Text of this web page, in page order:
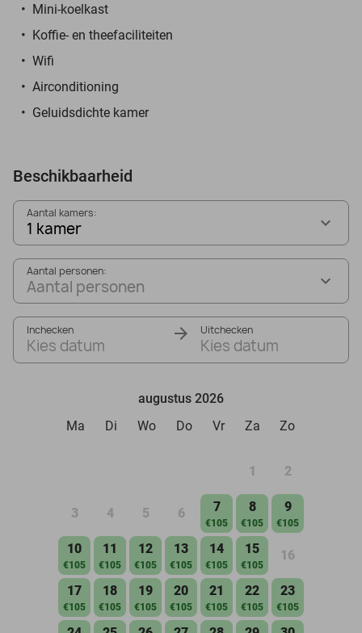
Mini-koelkast
Koffie- en theefaciliteiten
Wifi
Airconditioning
Geluidsdichte kamer
Beschikbaarheid
Aantal kamers:
1 kamer
Aantal personen:
Aantal personen
Inchecken
Kies datum
Uitchecken
Kies datum
augustus 2026
Ma
Di Wo Do Vr Za Zo
1 2
3 4 5 6 7
€105
8
€105
9
€105
10
€105
11
€105
12
€105
13
€105
14
€105
15
€105
16
17
€105
18
€105
19
€105
20
€105
21
€105
22
€105
23
€105